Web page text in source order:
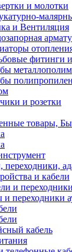
и молотки
и Вентиляция
фитинги
и розетки
товары,
и кабели
и переходники
и переходники
кабель